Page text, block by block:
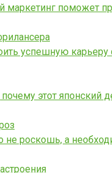
поможет
успешную
этот японский
роскошь, а